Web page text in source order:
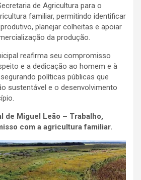
de Agricultura para o
familiar, permitindo identificar
planejar colheitas e apoiar
da produção.
reafirma seu compromisso
e a dedicação ao homem e à
políticas públicas que
sustentável e o desenvolvimento
de Miguel Leão – Trabalho,
com a agricultura familiar.